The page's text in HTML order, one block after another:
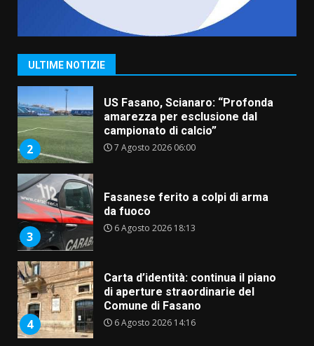
ULTIME NOTIZIE
1
“I Contestatori: Musica di
Rivoluzione”: nuovo
appuntamento con “Fasano in
2
US Fasano, Scianaro: “Profonda
amarezza per esclusione dal
campionato di calcio”
7 Agosto 2026 06:00
3
Fasanese ferito a colpi di arma
da fuoco
6 Agosto 2026 18:13
4
Carta d’identità: continua il piano
di aperture straordinarie del
Comune di Fasano
6 Agosto 2026 14:16